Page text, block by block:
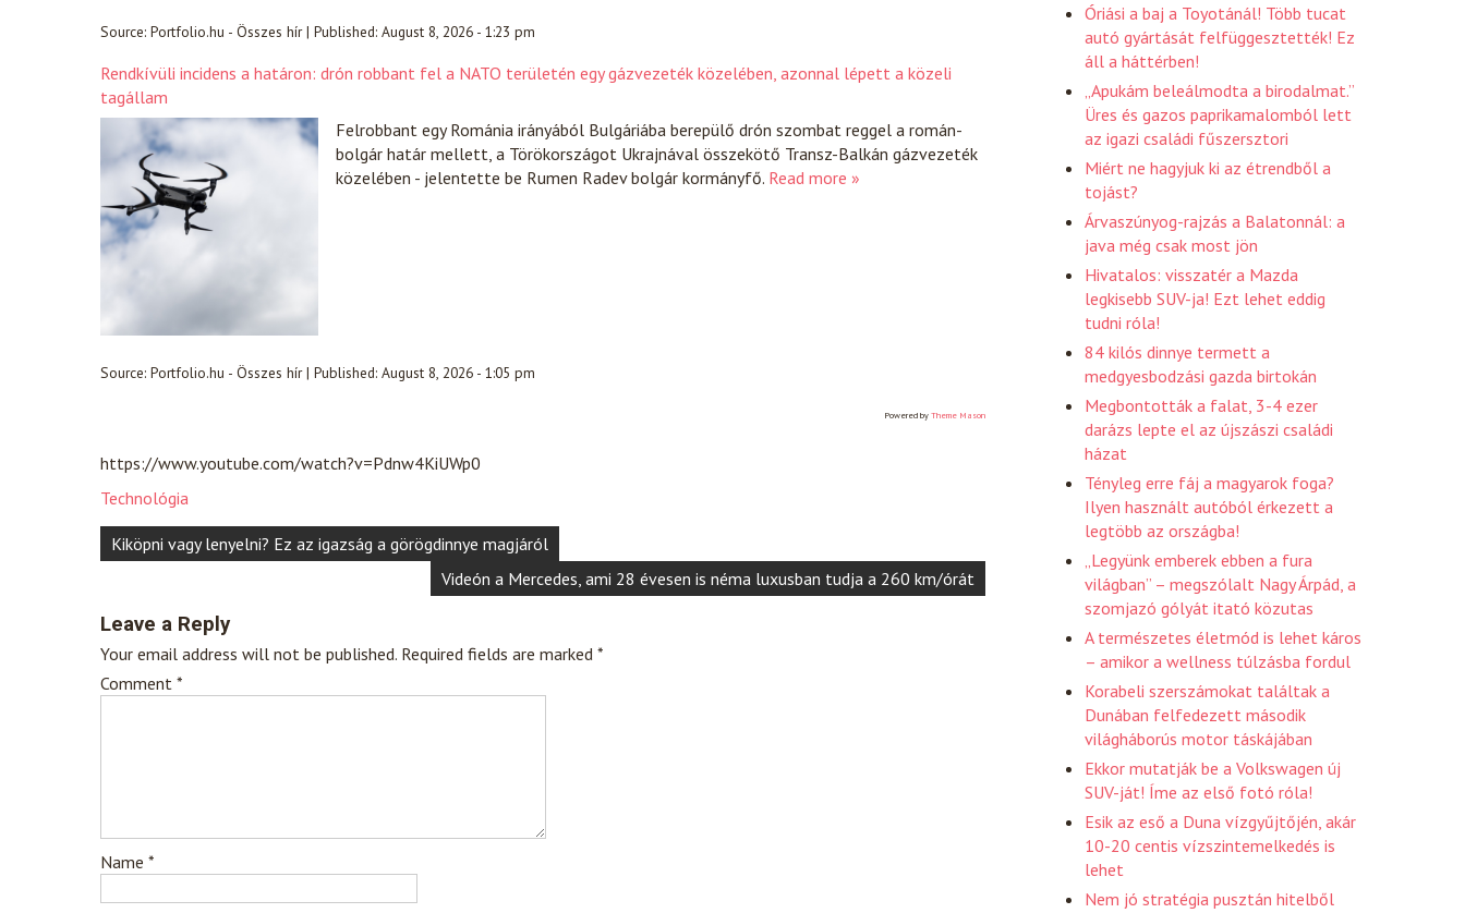
Source: Portfolio.hu - Összes hír| Published: August 8, 2026 - 1:23 pm
Rendkívüli incidens a határon: drón robbant fel a NATO területén egy gázvezeték közelében, azonnal lépett a közeli
tagállam
Felrobbant egy Románia irányából Bulgáriába berepülő drón szombat reggel a román-
bolgár határ mellett, a Törökországot Ukrajnával összekötő Transz-Balkán gázvezeték
közelében - jelentette be Rumen Radev bolgár kormányfő. Read more »
Source: Portfolio.hu - Összes hír| Published: August 8, 2026 - 1:05 pm
Powered by Theme Mason
https://www.youtube.com/watch?v=Pdnw4KiUWp0
Technológia
Post
navigation
Kiköpni vagy lenyelni? Ez az igazság a görögdinnye magjáról
Videón a Mercedes, ami 28 évesen is néma luxusban tudja a 260 km/órát
Leave a Reply
Your email address will not be published. Required fields are marked *
Comment *
Name *
Óriási a baj a Toyotánál! Több tucat
autó gyártását felfüggesztették! Ez
áll a háttérben!
„Apukám beleálmodta a birodalmat.”
Üres és gazos paprikamalomból lett
az igazi családi fűszersztori
Miért ne hagyjuk ki az étrendből a
tojást?
Árvaszúnyog-rajzás a Balatonnál: a
java még csak most jön
Hivatalos: visszatér a Mazda
legkisebb SUV-ja! Ezt lehet eddig
tudni róla!
84 kilós dinnye termett a
medgyesbodzási gazda birtokán
Megbontották a falat, 3-4 ezer
darázs lepte el az újszászi családi
házat
Tényleg erre fáj a magyarok foga?
Ilyen használt autóból érkezett a
legtöbb az országba!
„Legyünk emberek ebben a fura
világban” – megszólalt Nagy Árpád, a
szomjazó gólyát itató közutas
A természetes életmód is lehet káros
– amikor a wellness túlzásba fordul
Korabeli szerszámokat találtak a
Dunában felfedezett második
világháborús motor táskájában
Ekkor mutatják be a Volkswagen új
SUV-ját! Íme az első fotó róla!
Esik az eső a Duna vízgyűjtőjén, akár
10-20 centis vízszintemelkedés is
lehet
Nem jó stratégia pusztán hitelből